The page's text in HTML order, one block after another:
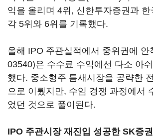
익을 올리며 4위, 신한투자증권과
각 5위와 6위를 기록했다.
올해 IPO 주관실적에서 중위권에 안
03540)은 수수료 수익에선 다소 아
했다. 중소형주 틈새시장을 공략한
으로 이뤘지만, 수임 경쟁 과정에서
었던 것으로 풀이된다.
IPO 주관시장 재진입 성공한 SK증